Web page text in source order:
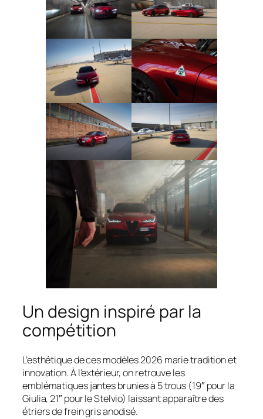
Un design inspiré par la
compétition
L’esthétique de ces modèles 2026 marie tradition et
innovation. À l’extérieur, on retrouve les
emblématiques jantes brunies à 5 trous (19″ pour la
Giulia, 21″ pour le Stelvio) laissant apparaître des
étriers de frein gris anodisé.